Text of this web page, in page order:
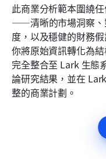
此商業分析範本圍繞
——清晰的市場洞察、
度，以及穩健的財務
你將原始資訊轉化為
完全整合至 Lark 生態
論研究結果，並在
整的商業計劃。